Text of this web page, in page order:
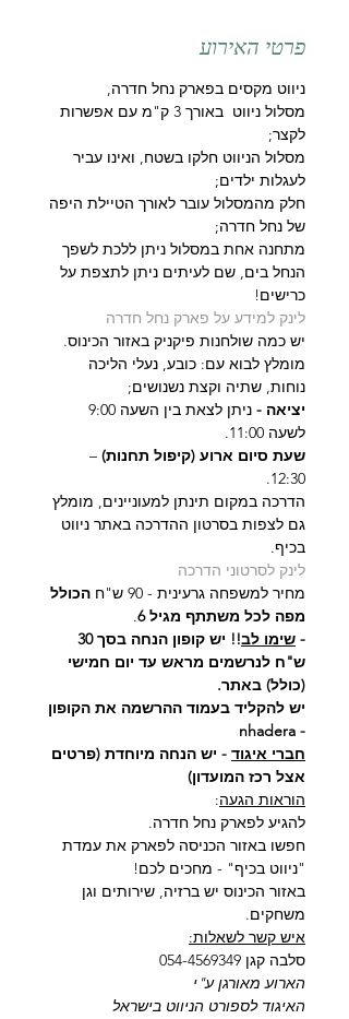
פרטי האירוע
ניווט מקסים בפארק נחל חדרה,
מסלול ניווט  באורך 3 ק"מ עם אפשרות
לקצר;
מסלול הניווט חלקו בשטח, ואינו עביר
לעגלות ילדים;
חלק מהמסלול עובר לאורך הטיילת היפה
של נחל חדרה;
מתחנה אחת במסלול ניתן ללכת לשפך
הנחל בים, שם לעיתים ניתן לתצפת על
כרישים!
לינק למידע על פארק נחל חדרה
יש כמה שולחנות פיקניק באזור הכינוס.
מומלץ לבוא עם: כובע, נעלי הליכה
נוחות, שתיה וקצת נשנושים;
יציאה -
לשעה 11:00.
שעת סיום ארוע (קיפול תחנות) –
12:30.
הדרכה במקום תינתן למעוניינים, מומלץ
גם לצפות בסרטון ההדרכה באתר ניווט
בכיף.
לינק לסרטוני הדרכה
מחיר למשפחה גרעינית - 90 ש"ח
הכולל
מפה לכל משתתף מגיל 6 .
- שימו לב
ש"ח לנרשמים מראש עד יום חמישי
(כולל) באתר.
יש להקליד בעמוד ההרשמה את הקופון
- nhadera
חברי איגוד - יש הנחה מיוחדת (פרטים
אצל רכז המועדון)
הוראות הגעה:
להגיע לפארק נחל חדרה.
חפשו באזור הכניסה לפארק את עמדת
"ניווט בכיף" - מחכים לכם!
באזור הכינוס יש ברזיה, שירותים וגן
משחקים.
איש קשר לשאלות:
סלבה קגן 054-4569349
הארוע מאורגן ע"י
האיגוד לספורט הניווט בישראל